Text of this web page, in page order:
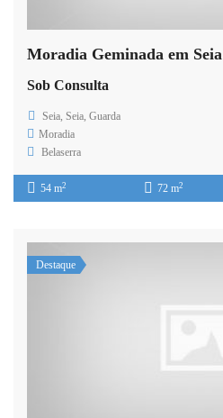
Moradia Geminada em Seia
Sob Consulta
Seia, Seia, Guarda
Moradia
Belaserra
54 m2 72 m2
Destaque